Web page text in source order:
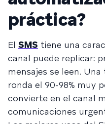
práctica?
El SMS tiene una
canal puede replicar:
mensajes se leen.
ronda el 90-98% muy
convierte en el canal
comunicaciones